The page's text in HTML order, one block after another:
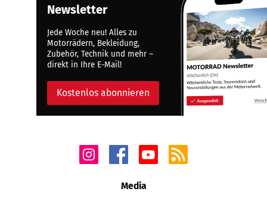
Newsletter
Jede Woche neu! Alles zu
Motorrädern, Bekleidung,
Zubehör, Technik und mehr –
direkt in Ihre E-Mail!
Kostenlos abonnieren
Media